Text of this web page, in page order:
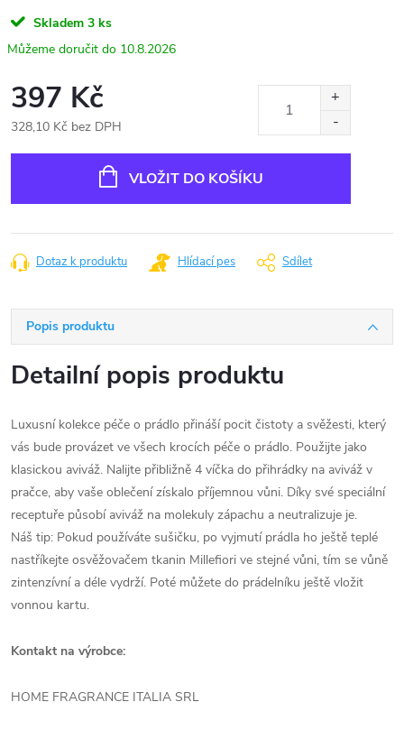
Skladem 3 ks
10.8.2026
397 Kč
328,10 Kč bez DPH
VLOŽIT DO KOŠÍKU
Dotaz k produktu Hlídací pes Sdílet
Popis produktu
Detailní popis produktu
Luxusní kolekce péče o prádlo přináší pocit čistoty a svěžesti, který
vás bude provázet ve všech krocích péče o prádlo. Použijte jako
klasickou aviváž. Nalijte přibližně 4 víčka do přihrádky na aviváž v
pračce, aby vaše oblečení získalo příjemnou vůni. Díky své speciální
receptuře působí aviváž na molekuly zápachu a neutralizuje je.
Náš tip: Pokud používáte sušičku, po vyjmutí prádla ho ještě teplé
nastříkejte osvěžovačem tkanin Millefiori ve stejné vůni, tím se vůně
zintenzívní a déle vydrží. Poté můžete do prádelníku ještě vložit
vonnou kartu.
Kontakt na výrobce:
HOME FRAGRANCE ITALIA SRL